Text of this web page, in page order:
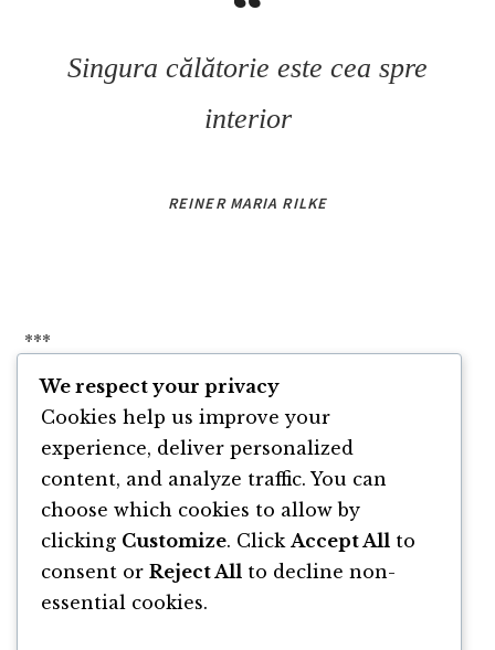
Singura călătorie este cea spre
interior
REINER MARIA RILKE
***
Care sunt zilele speciale din viața ta? Scrie
mai jos 3 zile speciale pe care mereu ți le vei
aminti într-un comentariu la acest articol.
We respect your privacy
Cookies help us improve your
experience, deliver personalized
content, and analyze traffic. You can
choose which cookies to allow by
clicking Customize. Click Accept All to
consent or Reject All to decline non-
essential cookies.